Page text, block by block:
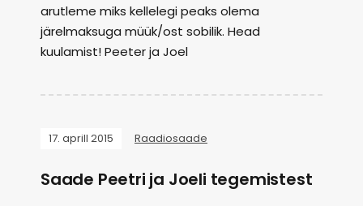
arutleme miks kellelegi peaks olema
järelmaksuga müük/ost sobilik. Head
kuulamist! Peeter ja Joel
17. aprill 2015 Raadiosaade
Saade Peetri ja Joeli tegemistest